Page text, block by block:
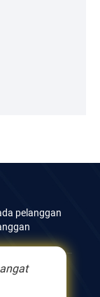
pelanggan